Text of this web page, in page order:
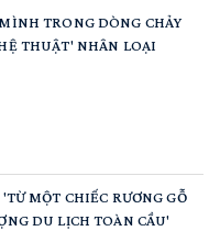
TRONG DÒNG CHẢY
THUẬT' NHÂN LOẠI
MỘT CHIẾC RƯƠNG GỖ
DU LỊCH TOÀN CẦU'